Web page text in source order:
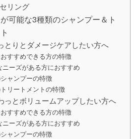
リング
可能な3種類のシャンプー＆ト
りとダメージケアしたい方へ
すすめできる方の特徴
ニーズがある方におすすめ
ャンプーの特徴
リートメントの特徴
とボリュームアップしたい方へ
すすめできる方の特徴
ニーズがある方におすすめ
ャンプーの特徴